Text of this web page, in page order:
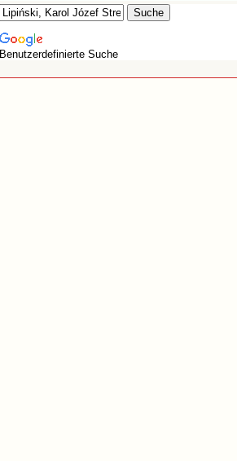
Benutzerdefinierte Suche